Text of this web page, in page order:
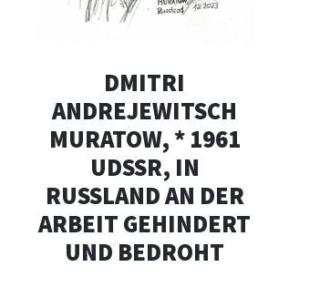
DMITRI
ANDREJEWITSCH
MURATOW, * 1961
UDSSR, IN
RUSSLAND AN DER
ARBEIT GEHINDERT
UND BEDROHT